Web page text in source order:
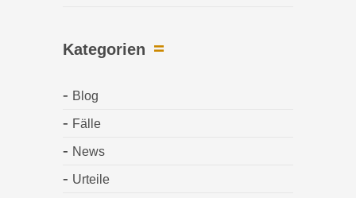
Kategorien
Blog
Fälle
News
Urteile